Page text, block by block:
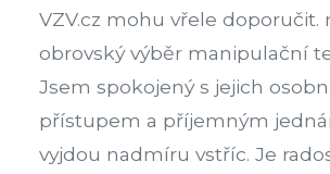
VZV.cz mohu vřele doporučit.
obrovský výběr manipulační
Jsem spokojený s jejich
přístupem a příjemným
vyjdou nadmíru vstříc. Je